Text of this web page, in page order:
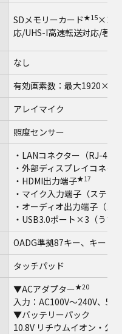
SDメモリーカード★15×1ス
応/UHS-I高速転送対応/著作
なし
有効画素数：最大
アレイマイク
照度センサー
・LANコネクター（RJ-45）
・外部ディスプレイコネク
・HDMI出力端子★17
・マイク入力端子（ステレ
・オーディオ出力端子（ス
・USB3.0ポート×3（うち
OADG準拠87キー、キーピ
タッチパッド
▼ACアダプター★20
入力：AC100V～240V、
▼バッテリーパック
10.8V リチウムイオン・公